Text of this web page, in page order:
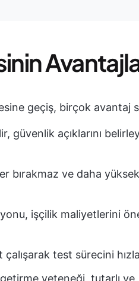
geçiş, birçok avantaj
güvenlik açıklarını
bırakmaz ve daha yüksek
işçilik maliyetlerini
test sürecini
yeteneği, tutarlı ve